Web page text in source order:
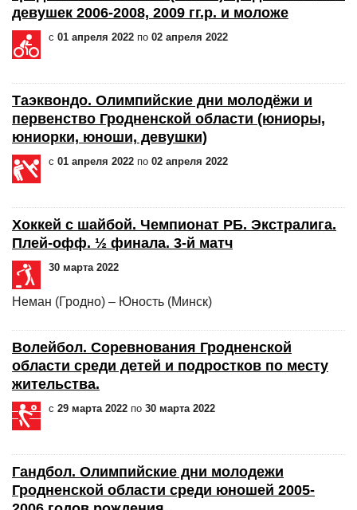
девушек 2006-2008, 2009 гг.р. и моложе
с 01 апреля 2022 по 02 апреля 2022
Таэквондо. Олимпийские дни молодёжи и
первенство Гродненской области (юниоры,
юниорки, юноши, девушки)
с 01 апреля 2022 по 02 апреля 2022
Хоккей с шайбой. Чемпионат РБ. Экстралига.
Плей-офф. ½ финала. 3-й матч
30 марта 2022
Неман (Гродно) – Юность (Минск)
Волейбол. Соревнования Гродненской
области среди детей и подростков по месту
жительства.
с 29 марта 2022 по 30 марта 2022
Гандбол. Олимпийские дни молодежи
Гродненской области среди юношей 2005-